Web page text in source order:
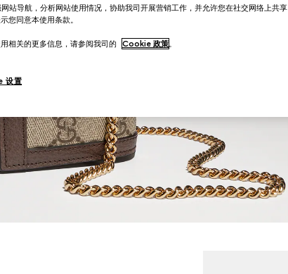
站导航，分析网站使用情况，协助我司开展营销工作，并允许您在社交网络上共享
您同意本使用条款。
相关的更多信息，请参阅我司的 Cookie 政策。
设置